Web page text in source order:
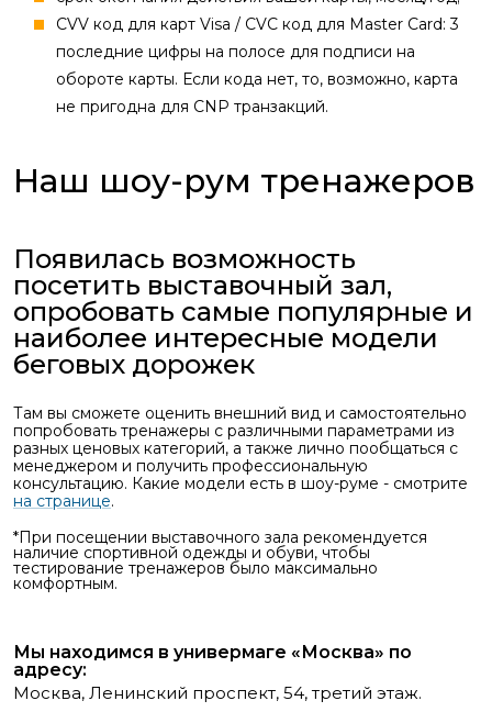
CVV код для карт Visa / CVC код для Master Card: 3
последние цифры на полосе для подписи на
обороте карты. Если кода нет, то, возможно, карта
не пригодна для CNP транзакций.
Наш шоу-рум тренажеров
Появилась возможность
посетить выставочный зал,
опробовать самые популярные и
наиболее интересные модели
беговых дорожек
Там вы сможете оценить внешний вид и самостоятельно
попробовать тренажеры с различными параметрами из
разных ценовых категорий, а также лично пообщаться с
менеджером и получить профессиональную
консультацию. Какие модели есть в шоу-руме - смотрите
на странице.
*При посещении выставочного зала рекомендуется
наличие спортивной одежды и обуви, чтобы
тестирование тренажеров было максимально
комфортным.
Мы находимся в универмаге «Москва» по
адресу:
Москва, Ленинский проспект, 54, третий этаж.